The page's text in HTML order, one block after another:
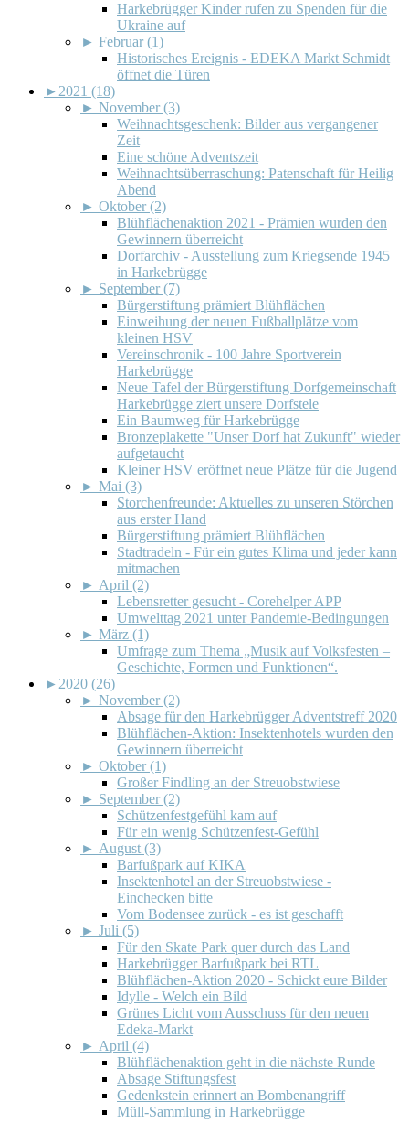
Harkebrügger Kinder rufen zu Spenden für die
Ukraine auf
► Februar (1)
Historisches Ereignis - EDEKA Markt Schmidt
öffnet die Türen
► 2021 (18)
► November (3)
Weihnachtsgeschenk: Bilder aus vergangener
Zeit
Eine schöne Adventszeit
Weihnachtsüberraschung: Patenschaft für Heilig
Abend
► Oktober (2)
Blühflächenaktion 2021 - Prämien wurden den
Gewinnern überreicht
Dorfarchiv - Ausstellung zum Kriegsende 1945
in Harkebrügge
► September (7)
Bürgerstiftung prämiert Blühflächen
Einweihung der neuen Fußballplätze vom
kleinen HSV
Vereinschronik - 100 Jahre Sportverein
Harkebrügge
Neue Tafel der Bürgerstiftung Dorfgemeinschaft
Harkebrügge ziert unsere Dorfstele
Ein Baumweg für Harkebrügge
Bronzeplakette "Unser Dorf hat Zukunft" wieder
aufgetaucht
Kleiner HSV eröffnet neue Plätze für die Jugend
► Mai (3)
Storchenfreunde: Aktuelles zu unseren Störchen
aus erster Hand
Bürgerstiftung prämiert Blühflächen
Stadtradeln - Für ein gutes Klima und jeder kann
mitmachen
► April (2)
Lebensretter gesucht - Corehelper APP
Umwelttag 2021 unter Pandemie-Bedingungen
► März (1)
Umfrage zum Thema „Musik auf Volksfesten –
Geschichte, Formen und Funktionen“.
► 2020 (26)
► November (2)
Absage für den Harkebrügger Adventstreff 2020
Blühflächen-Aktion: Insektenhotels wurden den
Gewinnern überreicht
► Oktober (1)
Großer Findling an der Streuobstwiese
► September (2)
Schützenfestgefühl kam auf
Für ein wenig Schützenfest-Gefühl
► August (3)
Barfußpark auf KIKA
Insektenhotel an der Streuobstwiese -
Einchecken bitte
Vom Bodensee zurück - es ist geschafft
► Juli (5)
Für den Skate Park quer durch das Land
Harkebrügger Barfußpark bei RTL
Blühflächen-Aktion 2020 - Schickt eure Bilder
Idylle - Welch ein Bild
Grünes Licht vom Ausschuss für den neuen
Edeka-Markt
► April (4)
Blühflächenaktion geht in die nächste Runde
Absage Stiftungsfest
Gedenkstein erinnert an Bombenangriff
Müll-Sammlung in Harkebrügge